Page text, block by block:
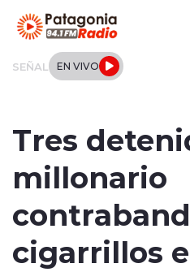
SEÑAL EN VIVO
Tendencias
Tres
millonario
cigarrillos